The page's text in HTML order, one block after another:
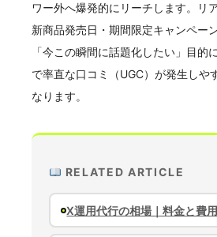
ワー外へ爆発的にリーチします。リ
新商品発売日・期間限定キャンペー
「今この瞬間に話題化したい」目的
で率直な口コミ（UGC）が発生しや
なります。
RELATED ARTICLE
X運用代行の相場｜料金と費